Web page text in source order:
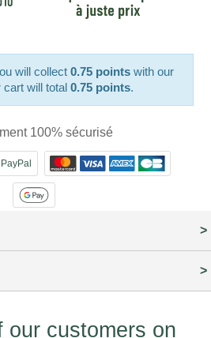
will collect0.75 points with our
cart will total0.75 points.
100% sécurisé
our customers on